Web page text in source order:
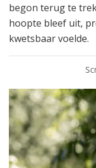
begon terug te
hoopte bleef uit,
kwetsbaar voelde.